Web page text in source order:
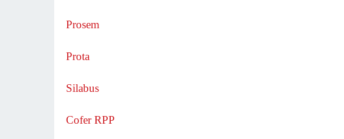
Prosem
Prota
Silabus
Cofer RPP